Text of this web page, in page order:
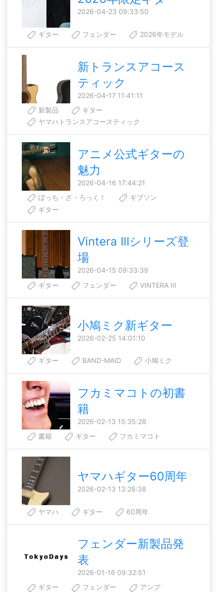
2026-04-23 09:33:50
ギター フェンダー 2026年モデル
新トランスアコース
ティック
2026-04-17 11:41:11
新製品
ギター
ヤマハトランスアコースティック
アニメ公式ギターの
魅力
2026-04-16 17:44:21
ぼっち・ざ・ろっく！
ギブソン
ギター
Vintera IIIシリーズ登
場
2026-04-15 09:33:39
ギター
フェンダー VINTERA III
小鳩ミク新ギター
2026-02-25 14:01:10
ギター BAND-MAID 小鳩ミク
フカミマコトの初書
籍
2026-02-13 15:35:28
書籍
ギター フカミマコト
ヤマハギター60周年
2026-02-13 13:28:38
ヤマハ ギター 60周年
フェンダー新製品発
表
2026-01-16 09:32:51
ギター
フェンダー アンプ